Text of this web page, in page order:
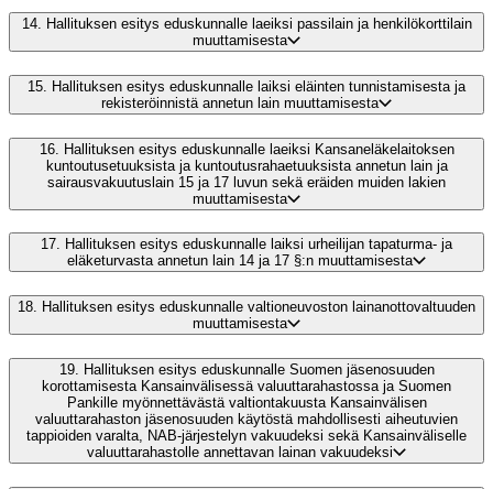
14. Hallituksen esitys eduskunnalle laeiksi passilain ja henkilökorttilain
muuttamisesta
15.
Hallituksen esitys eduskunnalle laiksi eläinten tunnistamisesta ja
rekisteröinnistä annetun lain muuttamisesta
16. Hallituksen esitys eduskunnalle laeiksi Kansaneläkelaitoksen
kuntoutusetuuksista ja kuntoutusrahaetuuksista annetun lain ja
sairausvakuutuslain 15 ja 17 luvun sekä eräiden muiden lakien
muuttamisesta
17. Hallituksen esitys eduskunnalle laiksi urheilijan tapaturma- ja
eläketurvasta annetun lain 14 ja 17 §:n muuttamisesta
18. Hallituksen esitys eduskunnalle valtioneuvoston lainanottovaltuuden
muuttamisesta
19.
Hallituksen esitys eduskunnalle Suomen jäsenosuuden
korottamisesta Kansainvälisessä valuuttarahastossa ja Suomen
Pankille myönnettävästä valtiontakuusta Kansainvälisen
valuuttarahaston jäsenosuuden käytöstä mahdollisesti aiheutuvien
tappioiden varalta, NAB-järjestelyn vakuudeksi sekä Kansainväliselle
valuuttarahastolle annettavan lainan vakuudeksi